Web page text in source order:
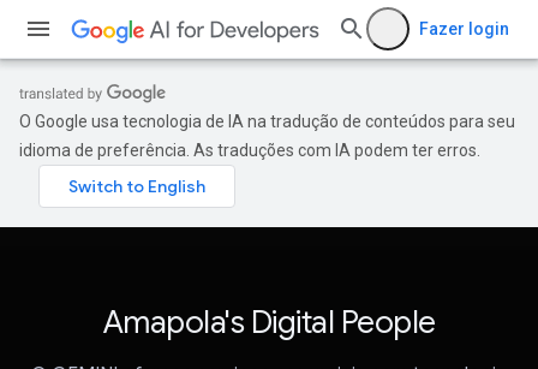
Fazer login
O Google usa tecnologia de IA na tradução de conteúdos para seu
idioma de preferência. As traduções com IA podem ter erros.
Amapola's Digital People